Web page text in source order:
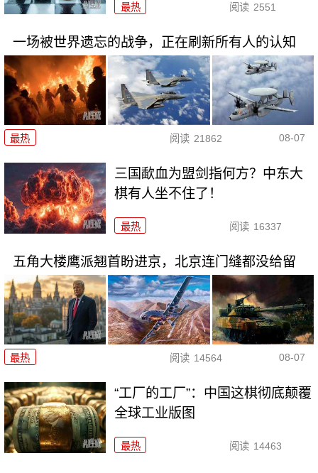
最热 阅读 2551
一场被世界遗忘的战争，正在刷新所有人的认知
最热 阅读 21862 08-07
三国歃血为盟剑指何方？中东大
棋有人坐不住了！
最热 阅读 16337
五角大楼鹰派翘首盼进京，北京连门缝都没给留
最热 阅读 14564 08-07
“工厂的工厂”：中国这棋彻底颠覆
全球工业版图
最热 阅读 14463